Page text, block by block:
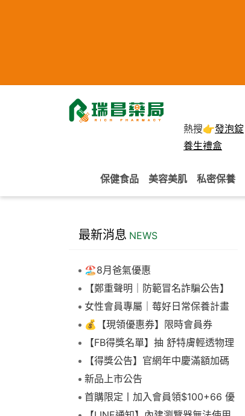
熱搜👉發泡錠
養生禮盒
保健食品 美容美肌 私密保養
最新消息 NEWS
🏖️8月爸氣優惠
【鄭重聲明｜防範冒名詐騙公告】
女性會員專屬｜莓好日常保養計畫
💰【現領優惠券】限時會員券
【FB得獎名單】抽 舒特膚輕透物理
低敏防曬霜乙名(8/4報到截止)
【得獎公告】官網年中慶滿額加碼
抽FIKA蒸煮料理組2名(7/31截止)
新品上市公告
首購限定丨加入會員領$100+66 優
惠！